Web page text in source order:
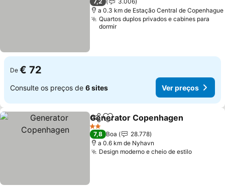
a 0.3 km de Estação Central de Copenhague
Quartos duplos privados e cabines para
dormir
De € 72
Consulte os preços de 6 sites Ver preços
PartilharAdicionar aos favoritos
Generator Copenhagen
2 Estrelas
7,8 Boa
28.778
a 0.6 km de Nyhavn
Design moderno e cheio de estiloVer